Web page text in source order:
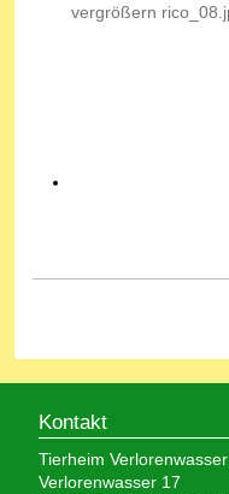
Kontakt
Tierheim Verlorenwasser
Verlorenwasser 17